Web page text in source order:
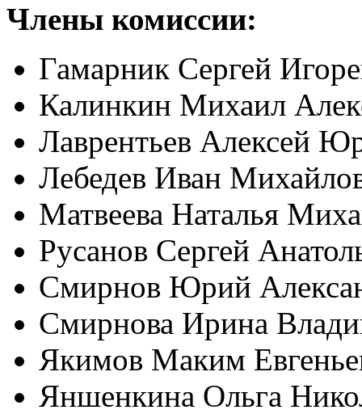
Члены комиссии:
Гамарник Сергей
Калинкин Михаил
Лаврентьев Алексей
Лебедев Иван
Матвеева Наталья
Русанов Сергей
Смирнов Юрий
Смирнова Ирина
Якимов Маким
Яншенкина Ольга